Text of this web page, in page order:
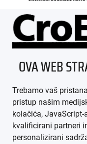
OVA WEB
Trebamo vaš
pristup našim
kolačića,
kvalificirani partneri
personalizirani